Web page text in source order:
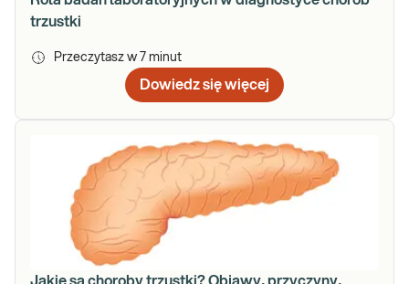
trzustki
Przeczytasz w 7 minut
Dowiedz się więcej
Jakie są choroby trzustki? Objawy, przyczyny,